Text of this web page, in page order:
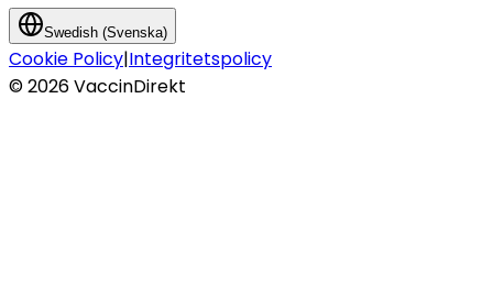
Swedish (Svenska)
Cookie Policy|Integritetspolicy
©2026VaccinDirekt